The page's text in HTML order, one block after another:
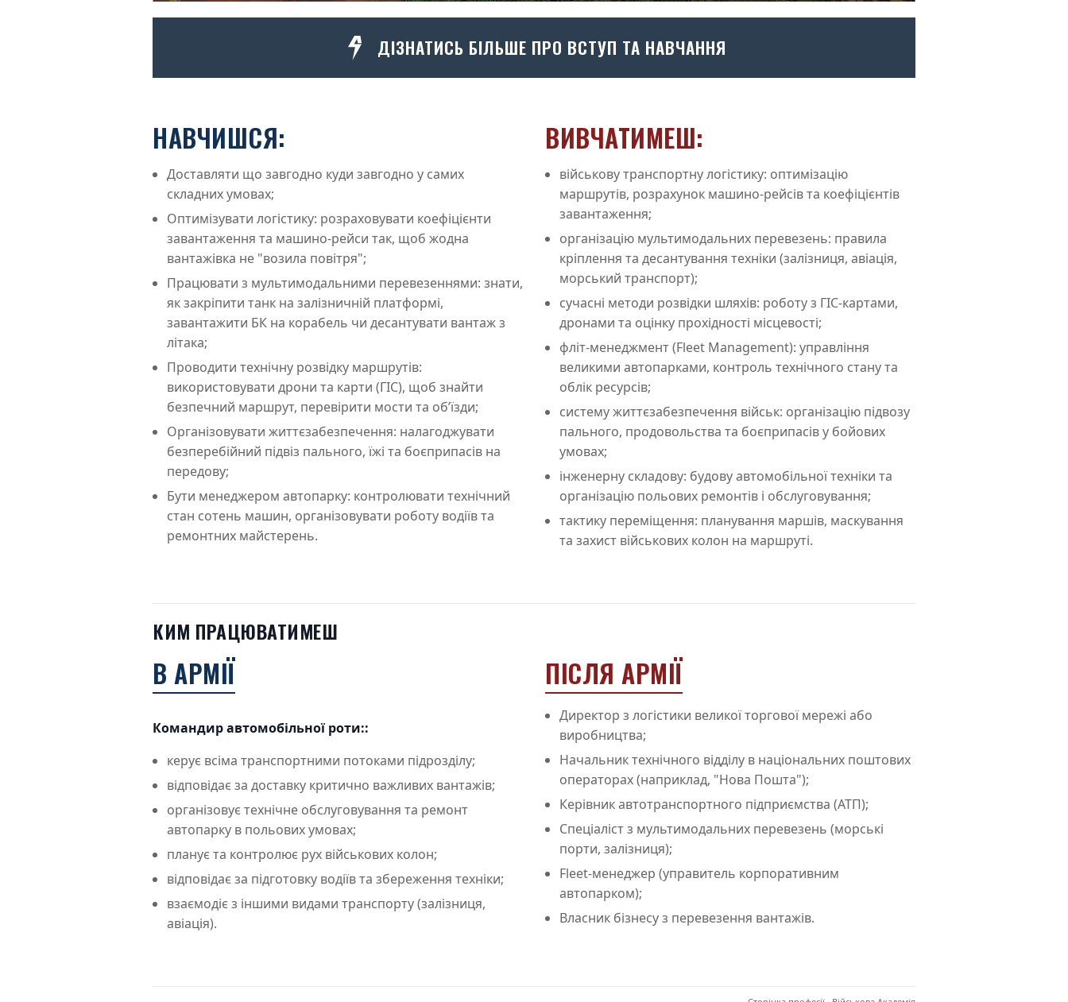
ДІЗНАТИСЬ БІЛЬШЕ ПРО ВСТУП ТА НАВЧАННЯ
НАВЧИШСЯ:
Доставляти що завгодно куди завгодно у самих
складних умовах;
Оптимізувати логістику: розраховувати коефіцієнти
завантаження та машино-рейси так, щоб жодна
вантажівка не "возила повітря";
Працювати з мультимодальними перевезеннями: знати,
як закріпити танк на залізничній платформі,
завантажити БК на корабель чи десантувати вантаж з
літака;
Проводити технічну розвідку маршрутів:
використовувати дрони та карти (ГІС), щоб знайти
безпечний маршрут, перевірити мости та об’їзди;
Організовувати життєзабезпечення: налагоджувати
безперебійний підвіз пального, їжі та боєприпасів на
передову;
Бути менеджером автопарку: контролювати технічний
стан сотень машин, організовувати роботу водіїв та
ремонтних майстерень.
ВИВЧАТИМЕШ:
військову транспортну логістику: оптимізацію
маршрутів, розрахунок машино-рейсів та коефіцієнтів
завантаження;
організацію мультимодальних перевезень: правила
кріплення та десантування техніки (залізниця, авіація,
морський транспорт);
сучасні методи розвідки шляхів: роботу з ГІС-картами,
дронами та оцінку прохідності місцевості;
фліт-менеджмент (Fleet Management): управління
великими автопарками, контроль технічного стану та
облік ресурсів;
систему життєзабезпечення військ: організацію підвозу
пального, продовольства та боєприпасів у бойових
умовах;
інженерну складову: будову автомобільної техніки та
організацію польових ремонтів і обслуговування;
тактику переміщення: планування маршів, маскування
та захист військових колон на маршруті.
КИМ ПРАЦЮВАТИМЕШ
В АРМІЇ
Командир автомобільної роти::
керує всіма транспортними потоками підрозділу;
відповідає за доставку критично важливих вантажів;
організовує технічне обслуговування та ремонт
автопарку в польових умовах;
планує та контролює рух військових колон;
відповідає за підготовку водіїв та збереження техніки;
взаємодіє з іншими видами транспорту (залізниця,
авіація).
ПІСЛЯ АРМІЇ
Директор з логістики великої торгової мережі або
виробництва;
Начальник технічного відділу в національних поштових
операторах (наприклад, "Нова Пошта");
Керівник автотранспортного підприємства (АТП);
Спеціаліст з мультимодальних перевезень (морські
порти, залізниця);
Fleet-менеджер (управитель корпоративним
автопарком);
Власник бізнесу з перевезення вантажів.